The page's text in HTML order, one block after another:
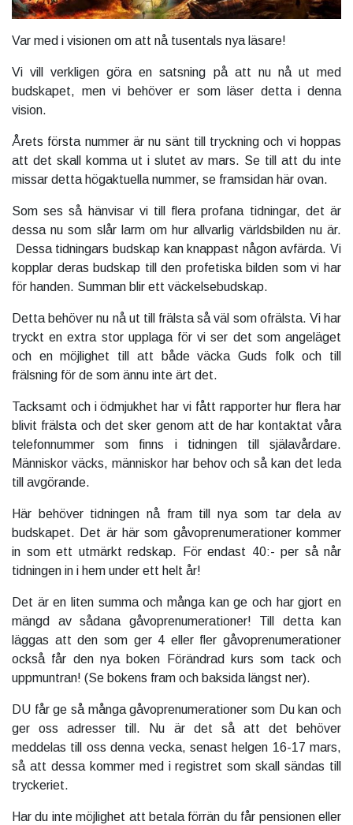
Var med i visionen om att nå tusentals nya läsare!
Vi vill verkligen göra en satsning på att nu nå ut med
budskapet, men vi behöver er som läser detta i denna
vision.
Årets första nummer är nu sänt till tryckning och vi hoppas
att det skall komma ut i slutet av mars. Se till att du inte
missar detta högaktuella nummer, se framsidan här ovan.
Som ses så hänvisar vi till flera profana tidningar, det är
dessa nu som slår larm om hur allvarlig världsbilden nu är.
Dessa tidningars budskap kan knappast någon avfärda. Vi
kopplar deras budskap till den profetiska bilden som vi har
för handen. Summan blir ett väckelsebudskap.
Detta behöver nu nå ut till frälsta så väl som ofrälsta. Vi har
tryckt en extra stor upplaga för vi ser det som angeläget
och en möjlighet till att både väcka Guds folk och till
frälsning för de som ännu inte ärt det.
Tacksamt och i ödmjukhet har vi fått rapporter hur flera har
blivit frälsta och det sker genom att de har kontaktat våra
telefonnummer som finns i tidningen till själavårdare.
Människor väcks, människor har behov och så kan det leda
till avgörande.
Här behöver tidningen nå fram till nya som tar dela av
budskapet. Det är här som gåvoprenumerationer kommer
in som ett utmärkt redskap. För endast 40:- per så når
tidningen in i hem under ett helt år!
Det är en liten summa och många kan ge och har gjort en
mängd av sådana gåvoprenumerationer! Till detta kan
läggas att den som ger 4 eller fler gåvoprenumerationer
också får den nya boken Förändrad kurs som tack och
uppmuntran! (Se bokens fram och baksida längst ner).
DU får ge så många gåvoprenumerationer som Du kan och
ger oss adresser till. Nu är det så att det behöver
meddelas till oss denna vecka, senast helgen 16-17 mars,
så att dessa kommer med i registret som skall sändas till
tryckeriet.
Har du inte möjlighet att betala förrän du får pensionen eller